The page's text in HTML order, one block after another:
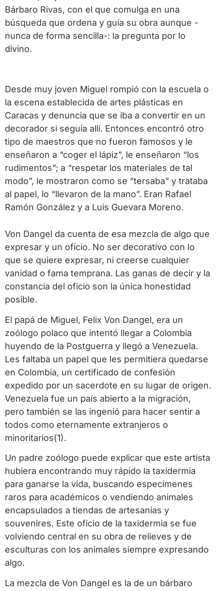
Bárbaro Rivas, con el que comulga en una
búsqueda que ordena y guía su obra aunque -
nunca de forma sencilla-: la pregunta por lo
divino.
Desde muy joven Miguel rompió con la escuela o
la escena establecida de artes plásticas en
Caracas y denuncia que se iba a convertir en un
decorador si seguía allí. Entonces encontró otro
tipo de maestros que no fueron famosos y le
enseñaron a “coger el lápiz”, le enseñaron “los
rudimentos”; a “respetar los materiales de tal
modo”, le mostraron como se “tersaba” y trataba
al papel, lo “llevaron de la mano”. Eran Rafael
Ramón González y a Luis Guevara Moreno.
Von Dangel da cuenta de esa mezcla de algo que
expresar y un oficio. No ser decorativo con lo
que se quiere expresar, ni creerse cualquier
vanidad o fama temprana. Las ganas de decir y la
constancia del oficio son la única honestidad
posible.
El papá de Miguel, Felix Von Dangel, era un
zoólogo polaco que intentó llegar a Colombia
huyendo de la Postguerra y llegó a Venezuela.
Les faltaba un papel que les permitiera quedarse
en Colombia, un certificado de confesión
expedido por un sacerdote en su lugar de origen.
Venezuela fue un país abierto a la migración,
pero también se las ingenió para hacer sentir a
todos como eternamente extranjeros o
minoritarios(1).
Un padre zoólogo puede explicar que este artista
hubiera encontrando muy rápido la taxidermia
para ganarse la vida, buscando especímenes
raros para académicos o vendiendo animales
encapsulados a tiendas de artesanías y
souvenires. Este oficio de la taxidermia se fue
volviendo central en su obra de relieves y de
esculturas con los animales siempre expresando
algo.
La mezcla de Von Dangel es la de un bárbaro